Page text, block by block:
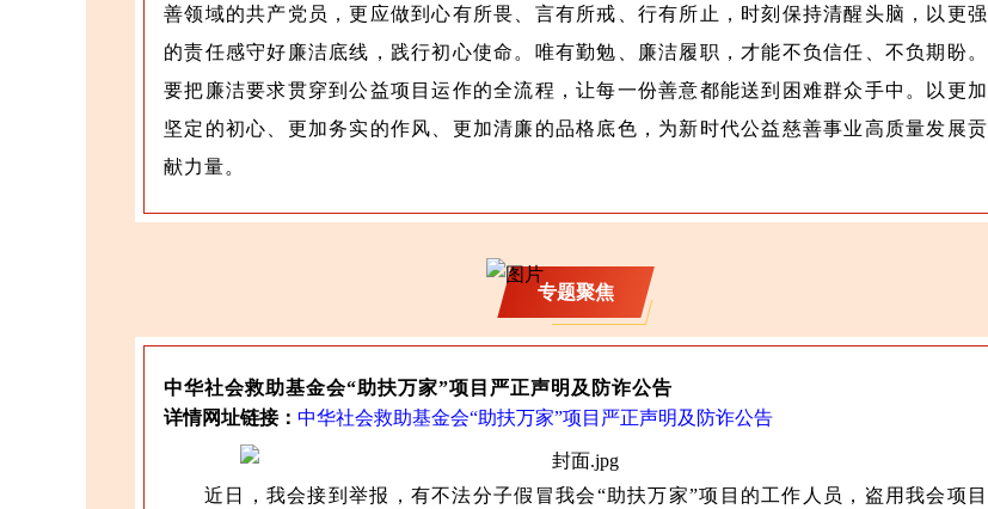
善领域的共产党员，更应做到心有所畏、言有所戒、行有所止，时刻保持清醒头脑，以更强
的责任感守好廉洁底线，践行初心使命。唯有勤勉、廉洁履职，才能不负信任、不负期盼。
要把廉洁要求贯穿到公益项目运作的全流程，让每一份善意都能送到困难群众手中。以更加
坚定的初心、更加务实的作风、更加清廉的品格底色，为新时代公益慈善事业高质量发展贡
献力量。
专题聚焦
中华社会救助基金会“助扶万家”项目严正声明及防诈公告
详情网址链接： 中华社会救助基金会“助扶万家”项目严正声明及防诈公告
近日，我会接到举报，有不法分子假冒我会“助扶万家”项目的工作人员，盗用我会项目